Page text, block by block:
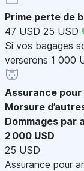
Prime perte de
47 USD 25 USD
Si vos bagages
verserons 1 000
Assurance pour
Morsure
Dommages par
2 000 USD
25 USD
Assurance pour